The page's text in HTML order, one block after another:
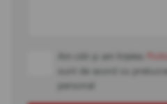
Am citit și am înțeles
sunt de acord cu
personal